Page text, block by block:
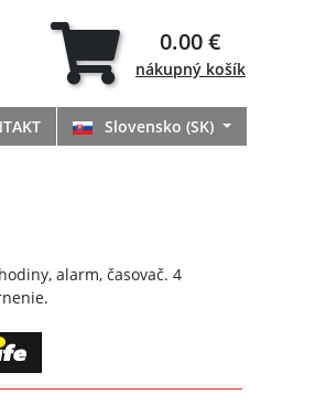
0.00 €
nákupný košík
Slovensko (SK)
alarm, časovač. 4